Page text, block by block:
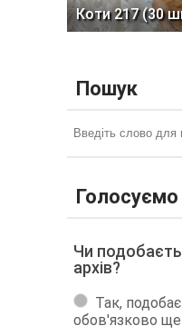
Коти 217 (30
Пошук
Голосуємо
Чи
архів?
Так,
обов'язково ще